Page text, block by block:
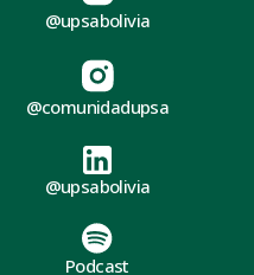
@upsabolivia
@comunidadupsa
@upsabolivia
Podcast